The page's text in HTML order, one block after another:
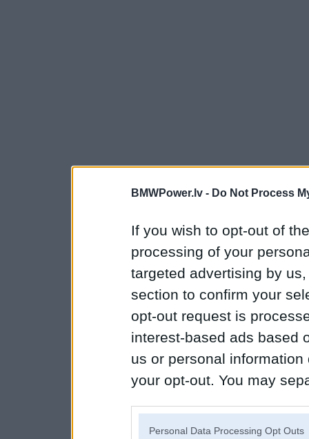
BMWPower.lv - Do Not Process
If you wish to opt-out of
processing of your
targeted advertising by
section to confirm your
opt-out request is
interest-based ads based
us or personal
your opt-out. You may
Personal Data Processing Opt Outs